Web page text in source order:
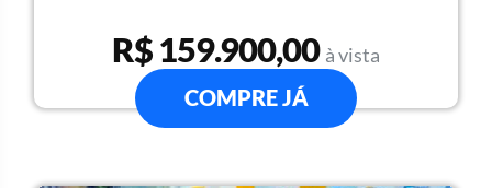
R$ 159.900,00 à vista
COMPRE JÁ